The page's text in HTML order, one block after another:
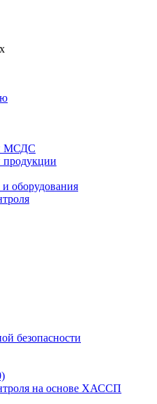
МСДС
продукции
оборудования
безопасности
на основе ХАССП